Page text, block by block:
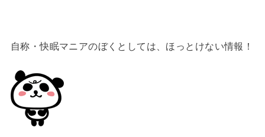
自称・快眠マニアのぼくとしては、ほっとけない情報！